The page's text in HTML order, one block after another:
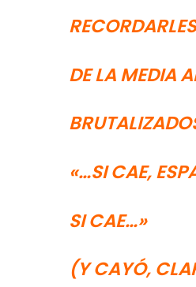
DE LA MEDIA
«…SI CAE,
SI CAE…»
(Y CAYÓ,